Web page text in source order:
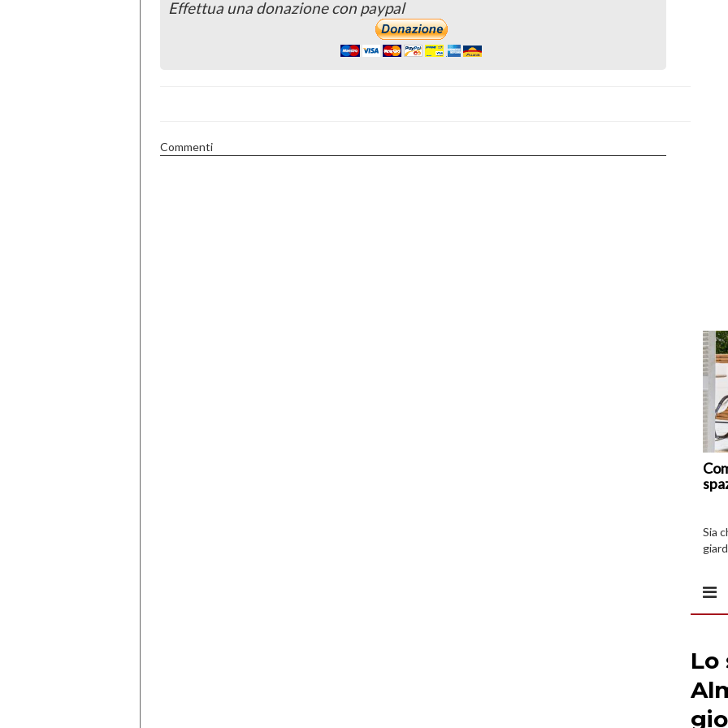
Effettua una donazione con paypal
Commenti
Sia